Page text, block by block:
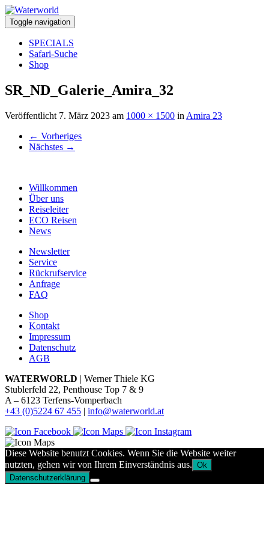
Toggle navigation
SPECIALS
Safari-Suche
Shop
SR_ND_Galerie_Amira_32
Veröffentlicht 7. März 2023 am 1000 × 1500 in Amira 23
← Vorheriges
Nächstes →
Willkommen
Über uns
Reiseleiter
ECO Reisen
News
Newsletter
Service
Rückrufservice
Anfrage
FAQ
Shop
Kontakt
Impressum
Datenschutz
AGB
WATERWORLD | Werner Thiele KG
Stublerfeld 22, Penthouse Top 7 & 9
A – 6123 Terfens-Vomperbach
+43 (0)5224 67 455 | info@waterworld.at
Diese Website benutzt Cookies. Wenn Sie die Website weiter
nutzten, gehen wir von Ihrem Einverständnis aus. Ok
Datenschutzerklärung